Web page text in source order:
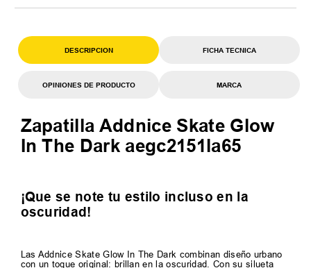
DESCRIPCION FICHA TECNICA
OPINIONES DE PRODUCTO MARCA
Zapatilla Addnice Skate Glow
In The Dark aegc2151la65
¡Que se note tu estilo incluso en la
oscuridad!
Las Addnice Skate Glow In The Dark combinan diseño urbano
con un toque original: brillan en la oscuridad. Con su silueta